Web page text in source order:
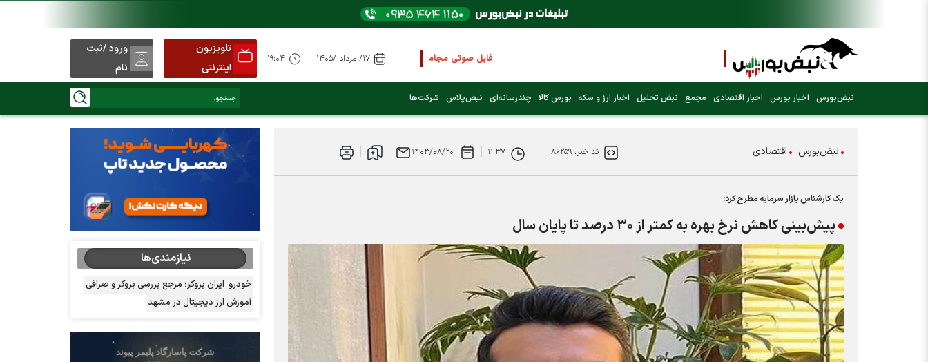
فایل صوتی مجامع و کنفرانس ها را از اینجا گوش کنید
عرضه اولیه بعدی کدام نماد است؟ (کلیک کنید)
تلویزیون
اینترنتی
ورود /ثبت
نام
نبض‌بورس اخبار بورس اخبار اقتصادی مجمع نبض تحلیل اخبار ارز و سکه بورس کالا چندرسانه‌ای نبض‌پلاس شرکت‌ها
نبض‌بورس اقتصادی کد خبر: ۸۶۲۵۹ ۱۱:۳۷ ۱۴۰۳/۰۸/۲۰
یک کارشناس بازار سرمایه مطرح کرد:
پیش‌بینی کاهش نرخ بهره به کمتر از ۳۰ درصد تا پایان سال
نیازمندی‌ها
خودرو ایران بروکر؛ مرجع بررسی بروکر و صرافی
آموزش ارز دیجیتال در مشهد